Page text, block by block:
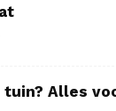
Alles